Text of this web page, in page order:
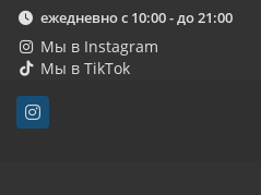
ежедневно с 10:00 - до 21:00
Мы в Instagram
Мы в TikTok